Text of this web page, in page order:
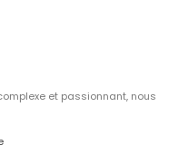
et passionnant, nous